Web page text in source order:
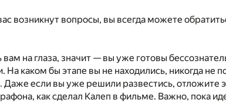
возникнут вопросы, вы всегда можете
вам на глаза, значит — вы уже готовы
каком бы этапе вы не находились, никогда не
Даже если вы уже решили развестись, отложите
как сделал Калеп в фильме. Важно, пока